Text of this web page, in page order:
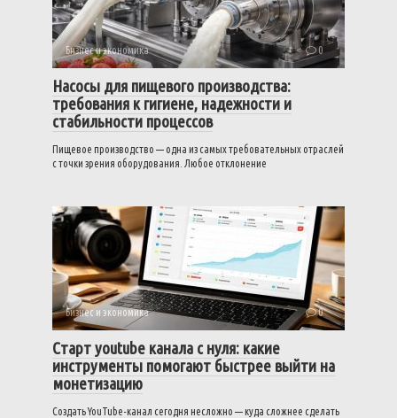
Бизнес и экономика 0
Насосы для пищевого производства:
требования к гигиене, надежности и
стабильности процессов
Пищевое производство — одна из самых требовательных отраслей
с точки зрения оборудования. Любое отклонение
Бизнес и экономика 0
Старт youtube канала с нуля: какие
инструменты помогают быстрее выйти на
монетизацию
Создать YouTube-канал сегодня несложно — куда сложнее сделать